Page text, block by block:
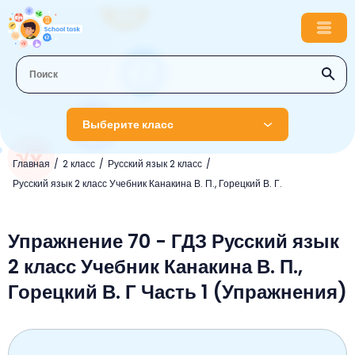
Выберите класс
Главная 2 класс
Русский язык 2 класс
Русский язык 2 класс Учебник Канакина В. П., Горецкий В. Г.
1 класс
Русский язык
Литературное чтение
Окружающий мир
Математика
Математика
Английский язык
Информатика
Литературное чтение
3 класс
Музыка
Окружающий мир
4 класс
Английский язык
Упражнение 70 - ГДЗ Русский язык
2 класс Учебник Канакина В. П.,
Горецкий В. Г Часть 1 (Упражнения)